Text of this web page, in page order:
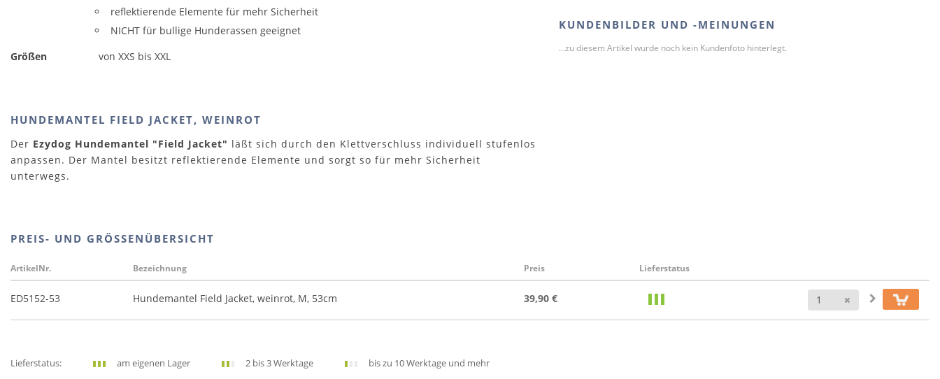
reflektierende Elemente für mehr Sicherheit
NICHT für bullige Hunderassen geeignet
Größen
von XXS bis XXL
HUNDEMANTEL FIELD JACKET, WEINROT
Der Ezydog Hundemantel "Field Jacket" läßt sich durch den Klettverschluss individuell stufenlos
anpassen. Der Mantel besitzt reflektierende Elemente und sorgt so für mehr Sicherheit
unterwegs.
KUNDENBILDER UND -MEINUNGEN
...zu diesem Artikel wurde noch kein Kundenfoto hinterlegt.
PREIS- UND GRÖSSENÜBERSICHT
ArtikelNr. Bezeichnung Preis Lieferstatus
ED5152-53 Hundemantel Field Jacket, weinrot, M, 53cm 39,90 € Anzahl
Lieferstatus: am eigenen Lager 2 bis 3 Werktage bis zu 10 Werktage und mehr